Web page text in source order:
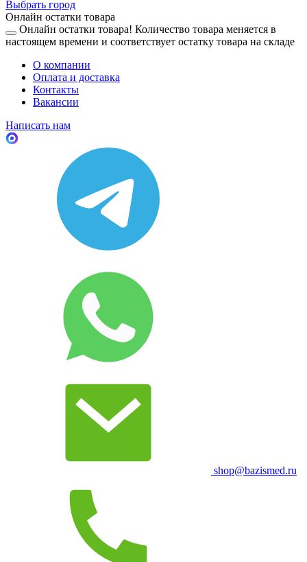
Выбрать город
Онлайн остатки товара
Онлайн остатки товара! Количество товара меняется в
настоящем времени и соответствует остатку товара на складе
О компании
Оплата и доставка
Контакты
Вакансии
Написать нам
shop@bazismed.ru